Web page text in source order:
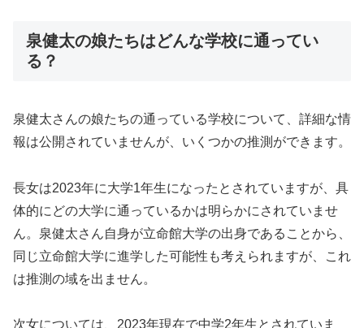
泉健太の娘たちはどんな学校に通ってい
る？
泉健太さんの娘たちの通っている学校について、詳細な情
報は公開されていませんが、いくつかの推測ができます。
長女は2023年に大学1年生になったとされていますが、具
体的にどの大学に通っているかは明らかにされていませ
ん。泉健太さん自身が立命館大学の出身であることから、
同じ立命館大学に進学した可能性も考えられますが、これ
は推測の域を出ません。
次女については、2023年現在で中学2年生とされていま